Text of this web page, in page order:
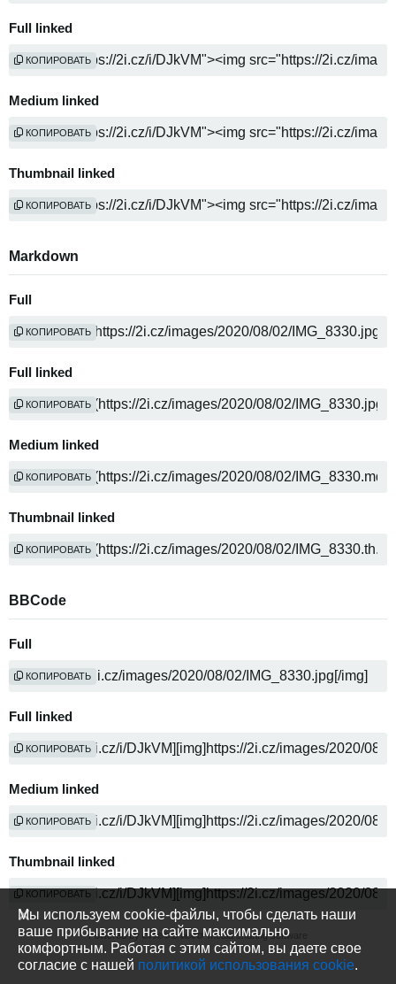
Full linked
КОПИРОВАТЬ
Medium linked
КОПИРОВАТЬ
Thumbnail linked
КОПИРОВАТЬ
Markdown
Full
КОПИРОВАТЬ
Full linked
КОПИРОВАТЬ
Medium linked
КОПИРОВАТЬ
Thumbnail linked
КОПИРОВАТЬ
BBCode
Full
КОПИРОВАТЬ
Full linked
КОПИРОВАТЬ
Medium linked
КОПИРОВАТЬ
Thumbnail linked
КОПИРОВАТЬ
Мы используем cookie-файлы, чтобы сделать наши
ваше прибывание на сайте максимально
комфортным. Работая с этим сайтом, вы даете свое
согласие с нашей политикой использования cookie.
Powered by media sharing software